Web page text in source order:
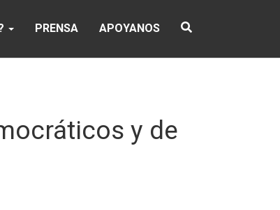
PRENSA APOYANOS
y de